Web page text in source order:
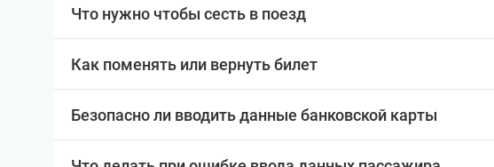
Что нужно чтобы сесть в поезд
Как поменять или вернуть билет
Безопасно ли вводить данные банковской карты